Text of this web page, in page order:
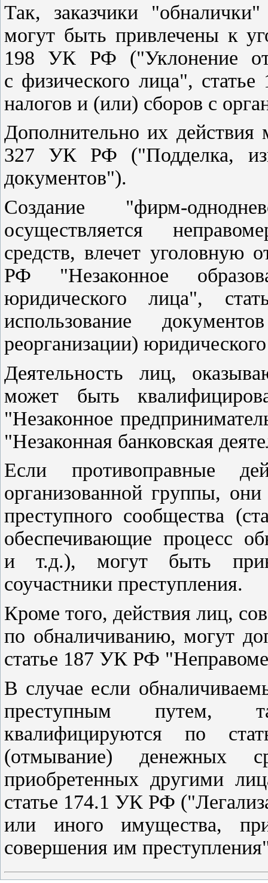
Так, заказчики
могут быть привлечены к
198 УК РФ ("Уклонение
с физического лица",
налогов и (или) сборов с
Дополнительно их действия
327 УК РФ ("Подделка,
документов").
Создание "фирм-
осуществляется
средств, влечет уголовную
РФ "Незаконное
юридического лица",
использование
реорганизации)
Деятельность лиц,
может быть
"Незаконное
"Незаконная банковская
Если противоправные
организованной группы,
преступного сообщества
обеспечивающие процесс
и т.д.), могут быть
соучастники преступления.
Кроме того, действия лиц,
по обналичиванию, могут
статье 187 УК РФ
В случае если
преступным путем,
квалифицируются по
(отмывание) денежных
приобретенных другими
статье 174.1 УК РФ
или иного имущества,
совершения им